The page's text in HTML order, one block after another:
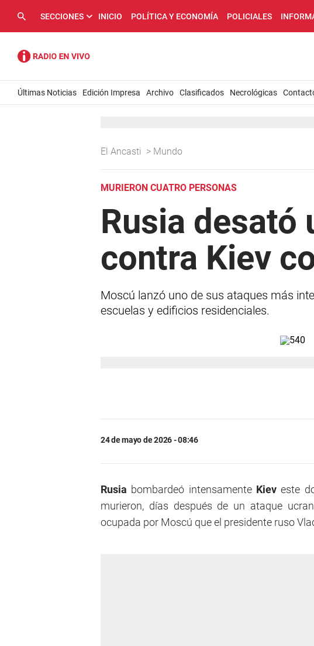
SECCIONES INICIO POLÍTICA Y ECONOMÍA POLICIALES
Últimas Noticias Edición Impresa Archivo Clasificados Necrológicas
El Ancasti > Mundo
MURIERON CUATRO PERSONAS
Rusia desató
contra Kiev
Moscú lanzó uno de sus ataques más
escuelas y edificios residenciales.
24 de mayo de 2026 - 08:46
Rusia bombardeó intensamente Kiev este
murieron, días después de un ataque
ocupada por Moscú que el presidente ruso